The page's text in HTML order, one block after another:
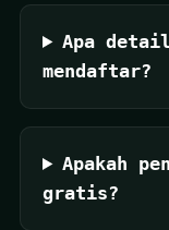
Apa
mendaftar?
Apakah
gratis?